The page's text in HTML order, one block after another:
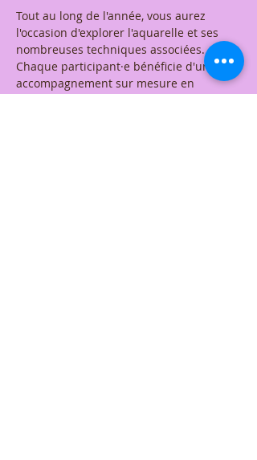
Tout au long de l'année, vous aurez
l'occasion d'explorer l'aquarelle et ses
nombreuses techniques associées.
Chaque participant·e bénéficie d'un
accompagnement sur mesure en